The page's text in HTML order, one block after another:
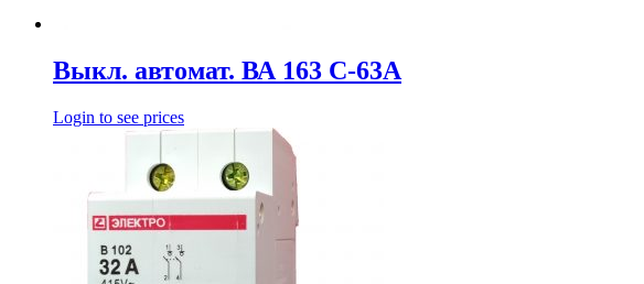
Выкл. автомат. ВА 163 С-63А
Login to see prices